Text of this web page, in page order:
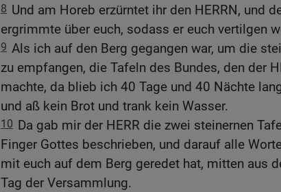
8 Und am Horeb erzürntet ihr den HERRN, und
ergrimmte über euch, sodass er euch vertilgen
9 Als ich auf den Berg gegangen war, um die
zu empfangen, die Tafeln des Bundes, den der
machte, da blieb ich 40 Tage und 40 Nächte
und aß kein Brot und trank kein Wasser.
10 Da gab mir der HERR die zwei steinernen
Finger Gottes beschrieben, und darauf alle
mit euch auf dem Berg geredet hat, mitten aus
Tag der Versammlung.